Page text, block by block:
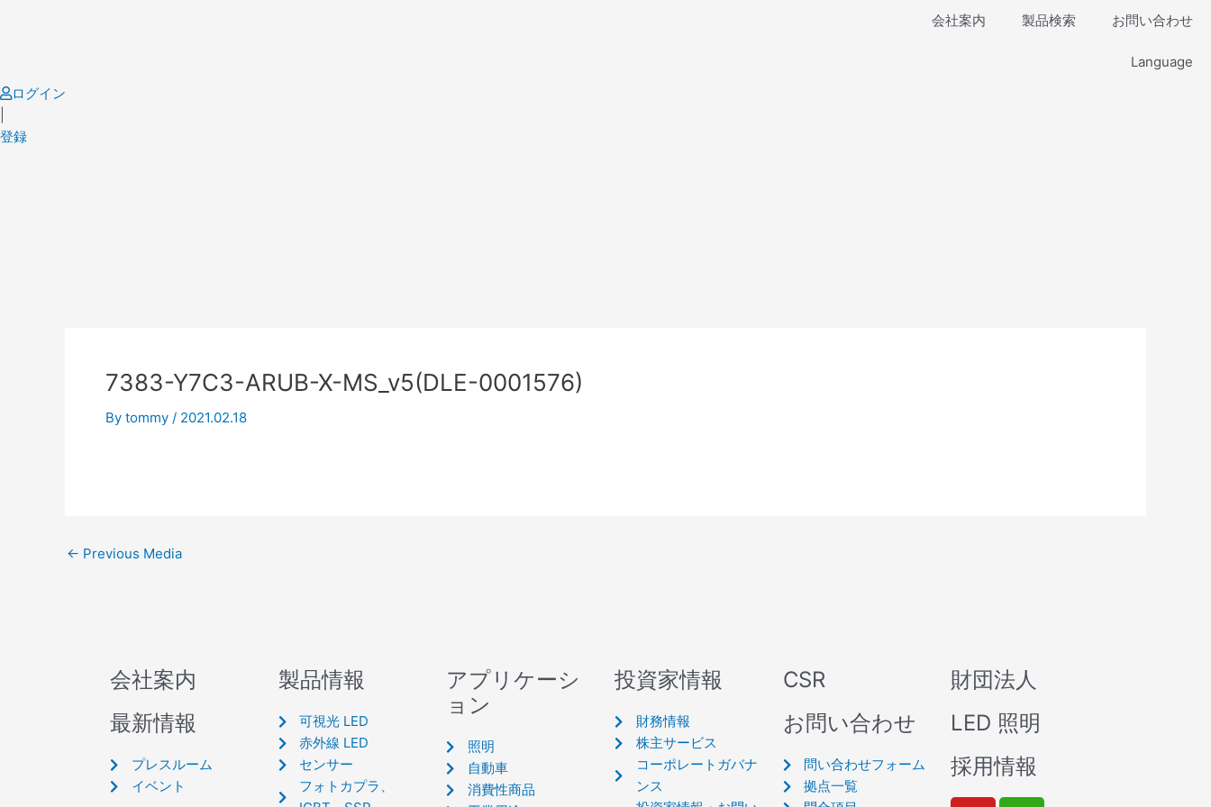
会社案内 製品検索 お問い合わせ
Language
ログイン
登録
7383-Y7C3-ARUB-X-MS_v5(DLE-0001576)
By tommy / 2021.02.18
← Previous Media
会社案内
最新情報
プレスルーム
イベント
製品情報
可視光 LED
赤外線 LED
センサー
フォトカプラ、
アプリケーシ
ョン
照明
自動車
消費性商品
投資家情報
財務情報
株主サービス
コーポレートガバナ
ンス
CSR
お問い合わせ
問い合わせフォーム
拠点一覧
財団法人
LED 照明
採用情報